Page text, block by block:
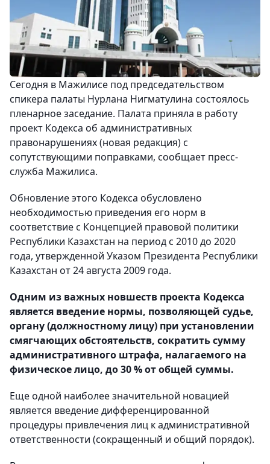
Сегодня в Мажилисе под председательством
спикера палаты Нурлана Нигматулина состоялось
пленарное заседание. Палата приняла в работу
проект Кодекса об административных
правонарушениях (новая редакция) с
сопутствующими поправками, сообщает пресс-
служба Мажилиса.
Обновление этого Кодекса обусловлено
необходимостью приведения его норм в
соответствие с Концепцией правовой политики
Республики Казахстан на период с 2010 до 2020
года, утвержденной Указом Президента Республики
Казахстан от 24 августа 2009 года.
Одним из важных новшеств проекта Кодекса
является введение нормы, позволяющей судье,
органу (должностному лицу) при установлении
смягчающих обстоятельств, сократить сумму
административного штрафа, налагаемого на
физическое лицо, до 30 % от общей суммы.
Еще одной наиболее значительной новацией
является введение дифференцированной
процедуры привлечения лиц к административной
ответственности (сокращенный и общий порядок).